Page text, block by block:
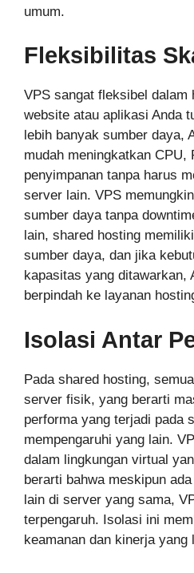
umum.
Fleksibilitas
VPS sangat fleksibel
website atau aplikasi Anda
lebih banyak sumber daya,
mudah meningkatkan CPU,
penyimpanan tanpa harus
server lain. VPS
sumber daya tanpa
lain, shared hosting
sumber daya, dan jika
kapasitas yang ditawarkan,
berpindah ke layanan
Isolasi Antar
Pada shared hosting,
server fisik, yang berarti
performa yang terjadi pada
mempengaruhi yang lain.
dalam lingkungan virtual
berarti bahwa meskipun
lain di server yang sama,
terpengaruh. Isolasi ini
keamanan dan kinerja yang